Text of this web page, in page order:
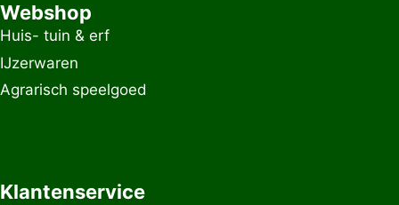
Webshop
Huis- tuin & erf
IJzerwaren
Agrarisch speelgoed
Klantenservice